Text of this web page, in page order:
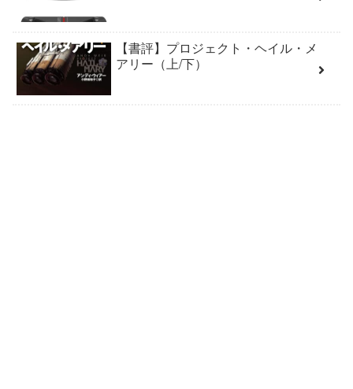
【書評】プロジェクト・ヘイル・メ
アリー（上/下）